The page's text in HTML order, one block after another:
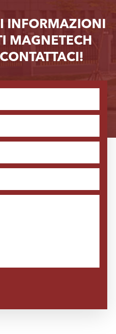
INFORMAZIONI
MAGNETECH